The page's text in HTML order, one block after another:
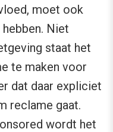
moet ook
Niet
staat het
te maken voor
dat daar expliciet
reclame gaat.
wordt het